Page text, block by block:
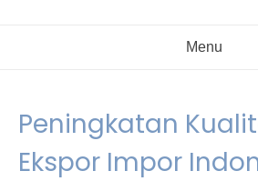
Menu
Peningkatan
Ekspor Impor